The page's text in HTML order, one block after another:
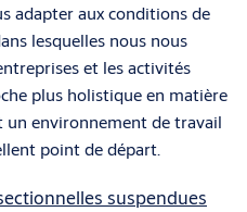
adapter aux conditions de
lesquelles nous nous
et les activités
plus holistique en matière
un environnement de travail
point de départ.
suspendues